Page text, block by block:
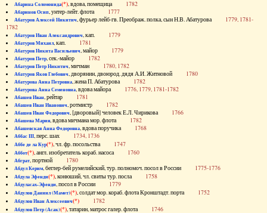
Абарина Соломонида(*), вдова, помещица 1782
Абаринов Осип, унтер-лейт. флота 1777
Абатуров Алексей Никитич, фурьер лейб-гв. Преображ. полка, сын Н.В. Абатурова 1779, 1781-
1782
Абатуров Иван Александрович, кап. 1779
Абатуров Михаил, кап. 1781
Абатуров Никита Васильевич, майор 1779
Абатуров Петр, сек.-майор 1782
Абатуров Петр Никитич, мичман 1780, 1782
Абатуров Яков Глебович, дворянин, двоюрод. дядя А.И. Житновой 1780
Абатурова Анна Петровна, жена П. Абатурова 1782
Абатурова Анна Семеновна, вдова майора 1776, 1779, 1781-1782
Абашев Иван, рейтар 1781
Абашев Иван Иванович, ротмистр 1782
Абашев Иван Федорович, [дворовый] человек Е.Л. Чирикова 1766
Абашева Мария, вдова мичмана мор. флота 1782
Абашевская Анна Федоровна, вдова поручика 1768
Аббас III, перс. шах 1734, 1736
Аббе де ла Кур(*), чл. фр. посольства 1747
Аббот(*), англ. изобретатель кораб. насоса 1760
Абграт, портной 1780
Абдул Керим, беглер-бей румелийский, тур. полномоч. посол в России 1775-1776
Абдула Эфенди(*), конюший, чл. свиты тур. посла 1758
Абдуласах-Эфенди, посол в России 1779
Абдулов Даниил (Мамет)(*), солдат мор. кораб. флота Кронштадт. порта 1752
Абдулов Иван Алексеевич(*) 1782
Абдулов Петр (Асак)(*), татарин, матрос галер. флота 1746